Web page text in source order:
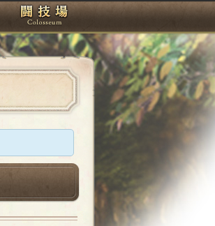
ョップ 闘技場